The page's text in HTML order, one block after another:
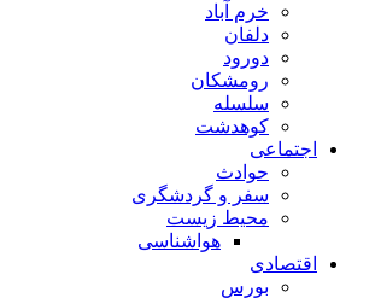
خرم آباد
دلفان
دورود
رومشکان
سلسله
کوهدشت
اجتماعی
حوادث
سفر و گردشگری
محیط زیست
هواشناسی
اقتصادی
بورس